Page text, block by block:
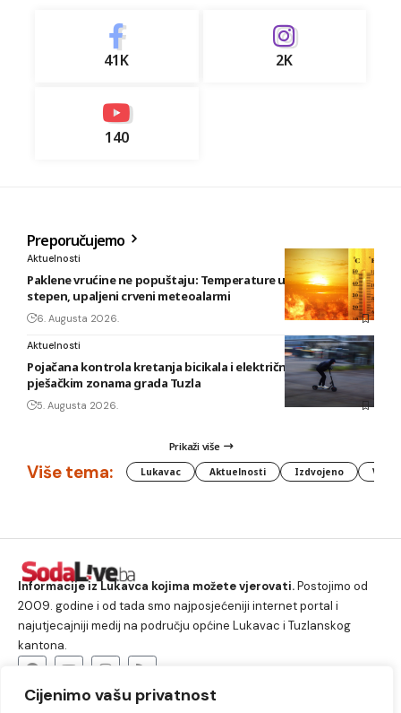
Cijenimo vašu privatnost
41K 2K
140
Preporučujemo
Aktuelnosti
Paklene vrućine ne popuštaju: Temperature u BiH i do 41
stepen, upaljeni crveni meteoalarmi
6. Augusta 2026.
Aktuelnosti
Pojačana kontrola kretanja bicikala i električnih romobila u
pješačkim zonama grada Tuzla
5. Augusta 2026.
Prikaži više
Više tema: Lukavac Aktuelnosti Izdvojeno
Informacije iz Lukavca kojima možete vjerovati.Postojimo od
2009. godine i od tada smo najposjećeniji internet portal i
najutjecajniji medij na području općine Lukavac i Tuzlanskog
kantona.